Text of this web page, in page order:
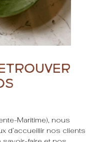
Maritime), nous
d’accueillir nos clients